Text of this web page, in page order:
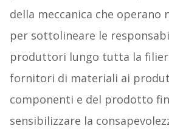
della meccanica che operano
per sottolineare le
produttori lungo tutta la
fornitori di materiali ai
componenti e del prodotto
sensibilizzare la